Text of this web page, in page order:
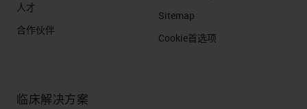
人才
合作伙伴
Sitemap
Cookie首选项
临床解决方案